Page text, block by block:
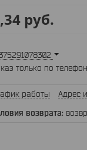
руб.
только по
работы
Адрес